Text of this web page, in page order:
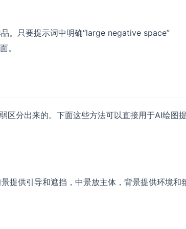
。只要提示词中明确“large negative space”
。
区分出来的。下面这些方法可以直接用于AI绘图
提供引导和遮挡，中景放主体，背景提供环境和